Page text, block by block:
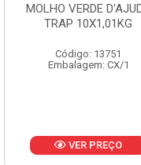
MOLHO VERDE
TRAP 10X1,01KG
Código: 13751
Embalagem: CX/1
VER PREÇO